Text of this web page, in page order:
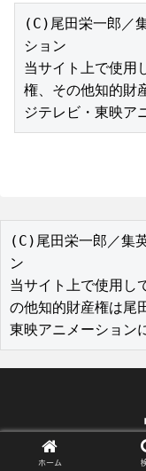
(C)尾田栄一郎／
ション
当サイト上で使用
権、その他知的財
ジテレビ・東映ア
(C)尾田栄一郎／集
ン
当サイト上で使用し
の他知的財産権は尾
東映アニメーション
©
ホーム